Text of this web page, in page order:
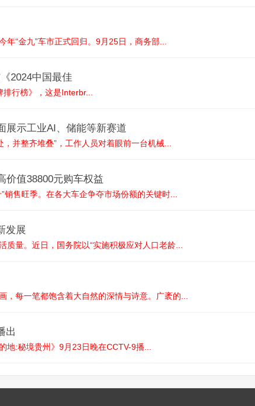
“金九”车市正式回归。9月25日，商务部...
2024中国最佳
行榜》，这是Interbr...
展示工业AI、储能等新赛道
并整齐堆叠”，工作人员对着眼前一台机械...
价值38800元购车权益
售旺季。在各大车企争夺市场份额的关键时...
发展
量。近日，国务院以“实施积极应对人口老龄...
每一笔都饱含着大自然的深情与诗意。广袤的...
出
:秘境贵州》9月23日晚在CCTV-9播...